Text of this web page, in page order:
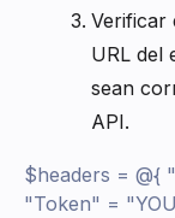
Verificar
URL del
sean
API.
$headers = @{
"Token" =